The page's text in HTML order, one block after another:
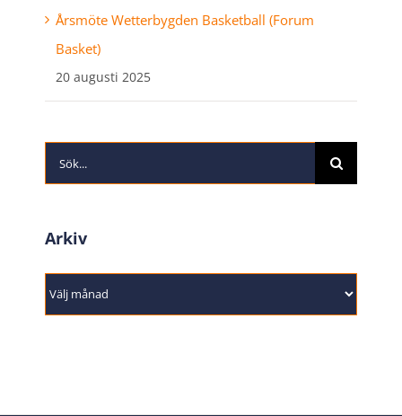
Årsmöte Wetterbygden Basketball (Forum
Basket)
20 augusti 2025
Sök
efter:
Arkiv
Arkiv